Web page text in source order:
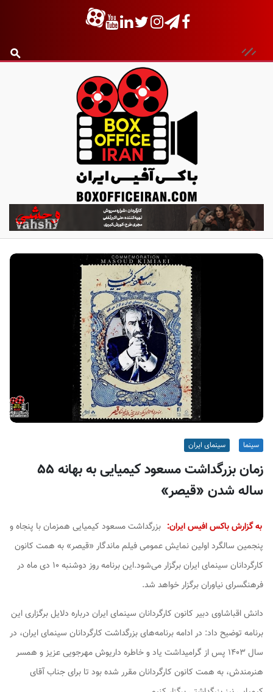
ب
ا
ک
س
س
ی
ر
ن
سینما سینمای ایران
زمان بزرگداشت مسعود کیمیایی به بهانه ۵۵
ساله شدن «قیصر»
به گزارش باکس افیس ایران: بزرگداشت مسعود کیمیایی همزمان با پنجاه و
پنجمین سالگرد اولین نمایش عمومی فیلم ماندگار «قیصر» به همت کانون
کارگردانان سینمای ایران برگزار می‌شود.این برنامه روز دوشنبه ۱۰ دی ماه در
فرهنگسرای نیاوران برگزار خواهد شد.
دانش اقباشاوی دبیر کانون کارگردانان سینمای ایران درباره دلایل برگزاری این
برنامه توضیح داد: در ادامه برنامه‌های بزرگداشت کارگردانان سینمای ایران، در
سال ۱۴۰۳ پس از گرامیداشت یاد و خاطره داریوش مهرجویی عزیز و همسر
هنرمندش، به همت کانون کارگردانان مقرر شده بود تا برای جناب آقای